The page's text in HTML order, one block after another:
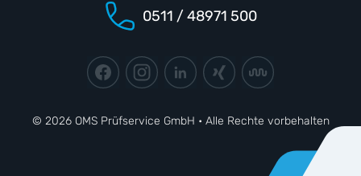
0511 / 48971 500
© 2026 OMS Prüfservice GmbH • Alle Rechte vorbehalten